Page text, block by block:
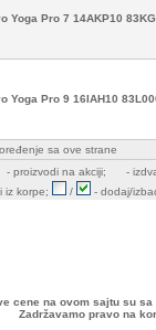
Yoga Pro 7 14AKP10
Yoga Pro 9 16IAH10
sa ove strane
- proizvodi na akciji;
-
iz korpe; / - dodaj/
cene na ovom sajtu su
Zadržavamo pravo na